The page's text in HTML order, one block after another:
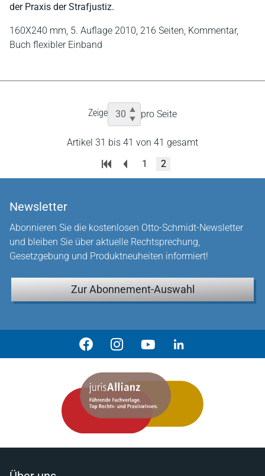
der Praxis der Strafjustiz.
160X240 mm, 5. Auflage 2010, 216 Seiten, Kommentar,
Buch flexibler Einband
Zeige pro Seite
Artikel 31 bis 41 von 41 gesamt
1
2
Newsletter
Abonnieren Sie die kostenlosen Otto-Schmidt-Newsletter
und bleiben Sie über aktuelle Rechtsprechung,
Gesetzgebung und Produktneuheiten informiert!
Zur Abonnement-Auswahl